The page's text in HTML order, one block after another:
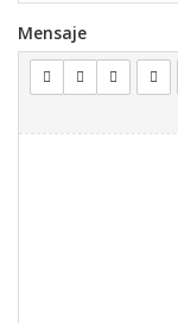
Mensaje